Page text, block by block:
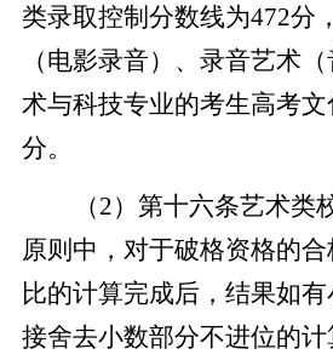
类录取控制分数线为472分
（电影录音）、录音艺术
术与科技专业的考生高考
分。
（2）第十六条艺术类
原则中，对于破格资格的
比的计算完成后，结果如
接舍去小数部分不进位的计